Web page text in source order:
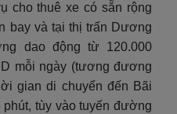
cho thuê xe có sẵn rộng
bay và tại thị trấn Dương
dao động từ 120.000
mỗi ngày (tương đương
gian di chuyển đến Bãi
phút, tùy vào tuyến đường